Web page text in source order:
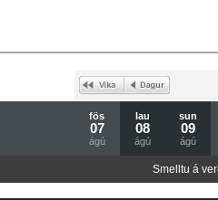
fös
07
ágú
lau
08
ágú
sun
09
ágú
Smelltu á